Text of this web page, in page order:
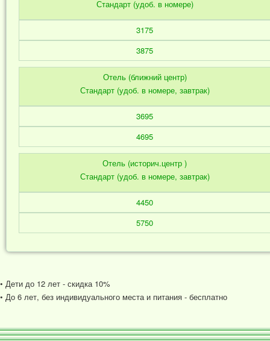
Стандарт (удоб. в номере)
3175
3875
Отель (ближний центр)
Стандарт (удоб. в номере, завтрак)
3695
4695
Отель (историч.центр )
Стандарт (удоб. в номере, завтрак)
4450
5750
• Дети до 12 лет - скидка 10%
• До 6 лет, без индивидуального места и питания - бесплатно